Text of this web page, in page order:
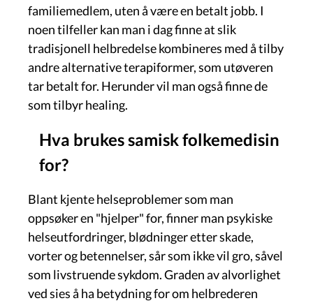
familiemedlem, uten å være en betalt jobb. I
noen tilfeller kan man i dag finne at slik
tradisjonell helbredelse kombineres med å tilby
andre alternative terapiformer, som utøveren
tar betalt for. Herunder vil man også finne de
som tilbyr healing.
Hva brukes samisk folkemedisin
for?
Blant kjente helseproblemer som man
oppsøker en "hjelper" for, finner man psykiske
helseutfordringer, blødninger etter skade,
vorter og betennelser, sår som ikke vil gro, såvel
som livstruende sykdom. Graden av alvorlighet
ved sies å ha betydning for om helbrederen